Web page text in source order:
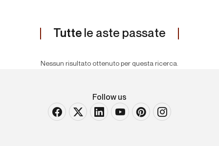
Tutte le aste passate
Nessun risultato ottenuto per questa ricerca.
Follow us